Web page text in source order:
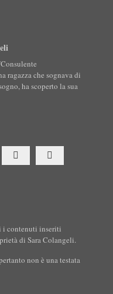
ragazza che sognava di
ha scoperto la sua
i contenuti inseriti
di Sara Colangeli.
non è una testata